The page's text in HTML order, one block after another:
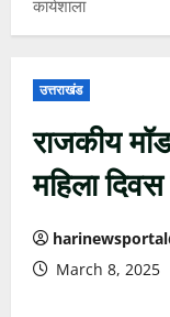
कार्यशाला
उत्तराखंड
राजकीय
महिला
March 8, 2025